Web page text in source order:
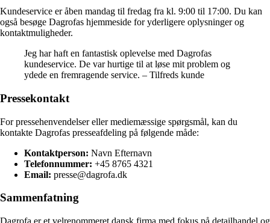
Kundeservice er åben mandag til fredag fra kl. 9:00 til 17:00. Du kan
også besøge Dagrofas hjemmeside for yderligere oplysninger og
kontaktmuligheder.
Jeg har haft en fantastisk oplevelse med Dagrofas
kundeservice. De var hurtige til at løse mit problem og
ydede en fremragende service. – Tilfreds kunde
Pressekontakt
For pressehenvendelser eller mediemæssige spørgsmål, kan du
kontakte Dagrofas presseafdeling på følgende måde:
Kontaktperson: Navn Efternavn
Telefonnummer: +45 8765 4321
Email: presse@dagrofa.dk
Sammenfatning
Dagrofa er et velrenommeret dansk firma med fokus på detailhandel og